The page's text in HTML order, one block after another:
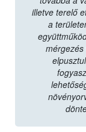
illetve terelő
a